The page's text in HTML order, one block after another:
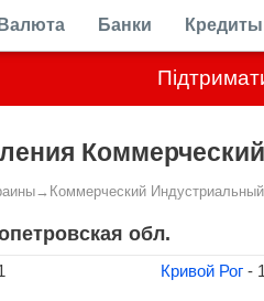
Банки Кредиты
→ Коммерческий
обл.
Кривой Рог - 1